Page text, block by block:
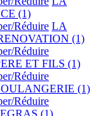
(1)
Réduire LA
(1)
Réduire
ET FILS (1)
Réduire
(1)
Réduire
(1)